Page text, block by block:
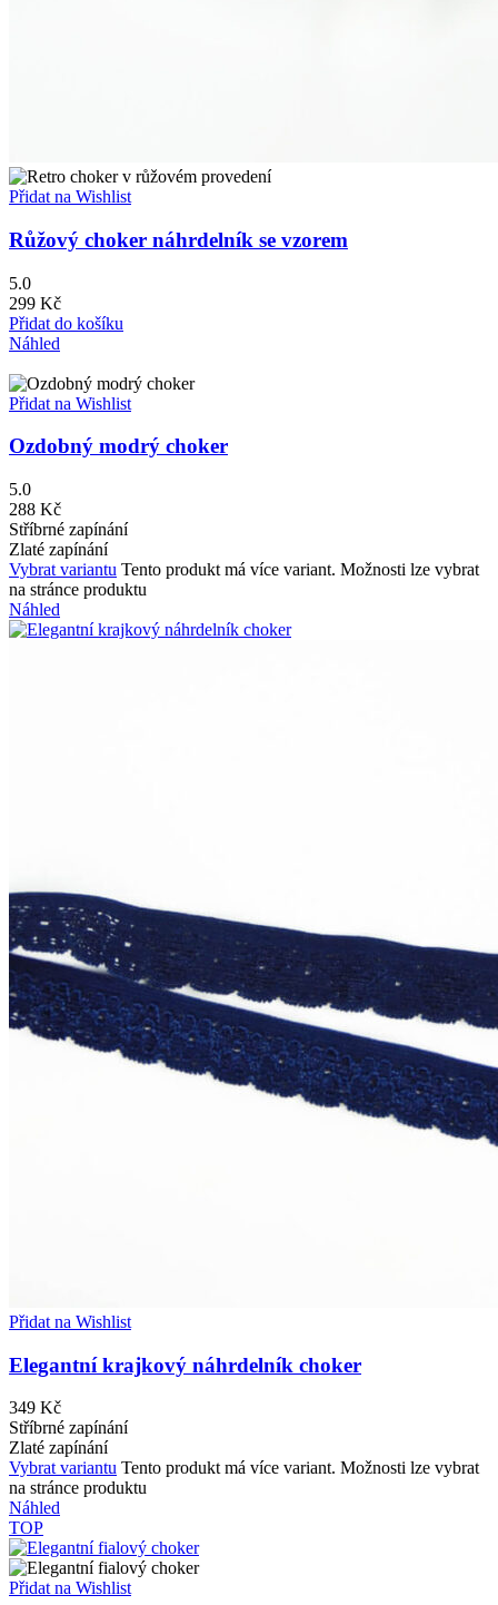
Přidat na Wishlist
Růžový choker náhrdelník se vzorem
5.0
299 Kč
Přidat do košíku
Náhled
Přidat na Wishlist
Ozdobný modrý choker
5.0
288 Kč
Stříbrné zapínání
Zlaté zapínání
Vybrat variantu Tento produkt má více variant. Možnosti lze vybrat
na stránce produktu
Náhled
Přidat na Wishlist
Elegantní krajkový náhrdelník choker
349 Kč
Stříbrné zapínání
Zlaté zapínání
Vybrat variantu Tento produkt má více variant. Možnosti lze vybrat
na stránce produktu
Náhled
TOP
Přidat na Wishlist